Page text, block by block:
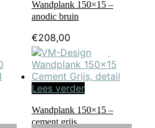
Wandplank 150×15 –
anodic bruin
€208,00
Lees verder
Wandplank 150×15 –
cement grijs